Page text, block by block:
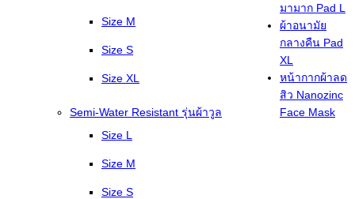
Size M
Size S
Size XL
Semi-Water Resistant รุ่นผ้าวูล
Size L
Size M
Size S
มามาก Pad L
ผ้าอนามัย
กลางคืน Pad
XL
หน้ากากผ้าลด
สิว Nanozinc
Face Mask